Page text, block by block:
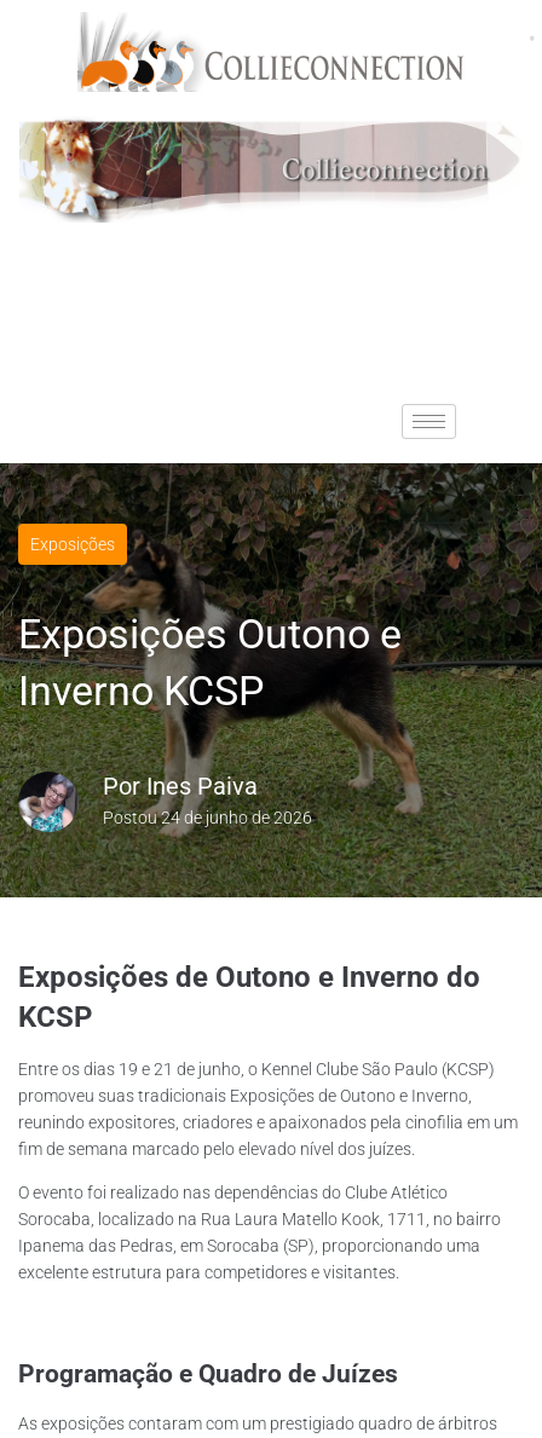
Exposições
Exposições Outono e
Inverno KCSP
PorInes Paiva
Postou24 de junho de 2026
Exposições de Outono e Inverno do
KCSP
Entre os dias 19 e 21 de junho, o Kennel Clube São Paulo (KCSP)
promoveu suas tradicionais Exposições de Outono e Inverno,
reunindo expositores, criadores e apaixonados pela cinofilia em um
fim de semana marcado pelo elevado nível dos juízes.
O evento foi realizado nas dependências do Clube Atlético
Sorocaba, localizado na Rua Laura Matello Kook, 1711, no bairro
Ipanema das Pedras, em Sorocaba (SP), proporcionando uma
excelente estrutura para competidores e visitantes.
Programação e Quadro de Juízes
As exposições contaram com um prestigiado quadro de árbitros